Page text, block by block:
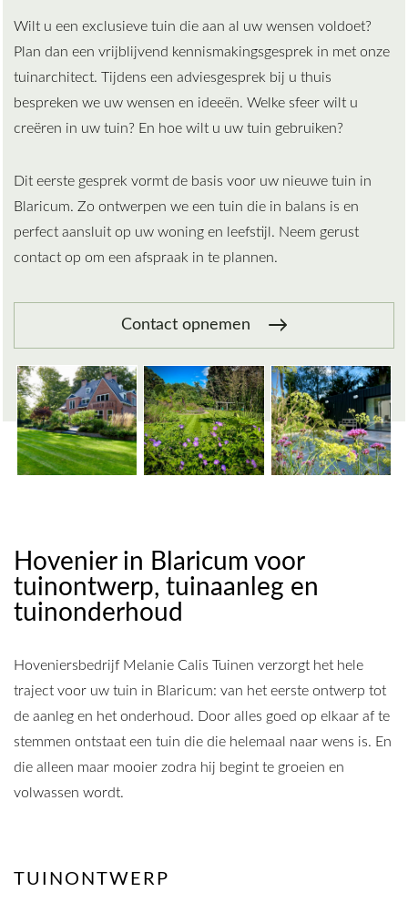
Wilt u een exclusieve tuin die aan al uw wensen voldoet?
Plan dan een vrijblijvend kennismakingsgesprek in met onze
tuinarchitect. Tijdens een adviesgesprek bij u thuis
bespreken we uw wensen en ideeën. Welke sfeer wilt u
creëren in uw tuin? En hoe wilt u uw tuin gebruiken?
Dit eerste gesprek vormt de basis voor uw nieuwe tuin in
Blaricum. Zo ontwerpen we een tuin die in balans is en
perfect aansluit op uw woning en leefstijl. Neem gerust
contact op om een afspraak in te plannen.
Contact opnemen
Hovenier in Blaricum voor
tuinontwerp, tuinaanleg en
tuinonderhoud
Hoveniersbedrijf Melanie Calis Tuinen verzorgt het hele
traject voor uw tuin in Blaricum: van het eerste ontwerp tot
de aanleg en het onderhoud. Door alles goed op elkaar af te
stemmen ontstaat een tuin die die helemaal naar wens is. En
die alleen maar mooier zodra hij begint te groeien en
volwassen wordt.
TUINONTWERP